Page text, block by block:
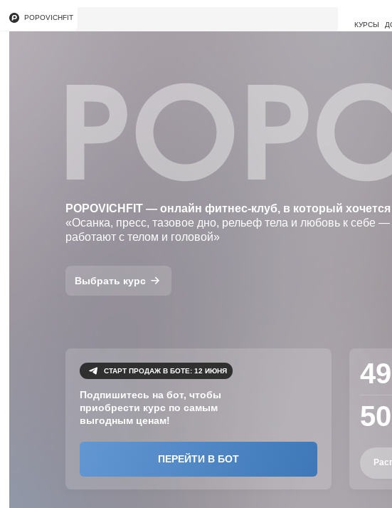
КУРСЫ
POPOVICHFIT
POPOVICHFIT — онлайн фитнес-клуб, в который
«Осанка, пресс, тазовое дно, рельеф тела и любовь к себе —
работают с телом и головой»
Выбрать курс
СТАРТ ПРОДАЖ В БОТЕ: 12 ИЮНЯ
Подпишитесь на бот, чтобы
приобрести курс по самым
выгодным ценам!
ПЕРЕЙТИ В БОТ
50
49